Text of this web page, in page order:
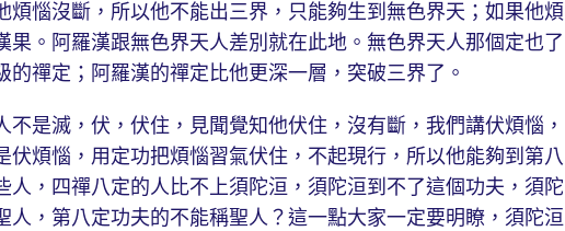
惱沒斷，所以他不能出三界，只能夠生到無色界天；如果他煩
。阿羅漢跟無色界天人差別就在此地。無色界天人那個定也了
禪定；阿羅漢的禪定比他更深一層，突破三界了。
滅，伏，伏住，見聞覺知他伏住，沒有斷，我們講伏煩惱，
煩惱，用定功把煩惱習氣伏住，不起現行，所以他能夠到第八
，四禪八定的人比不上須陀洹，須陀洹到不了這個功夫，須陀
，第八定功夫的不能稱聖人？這一點大家一定要明瞭，須陀洹